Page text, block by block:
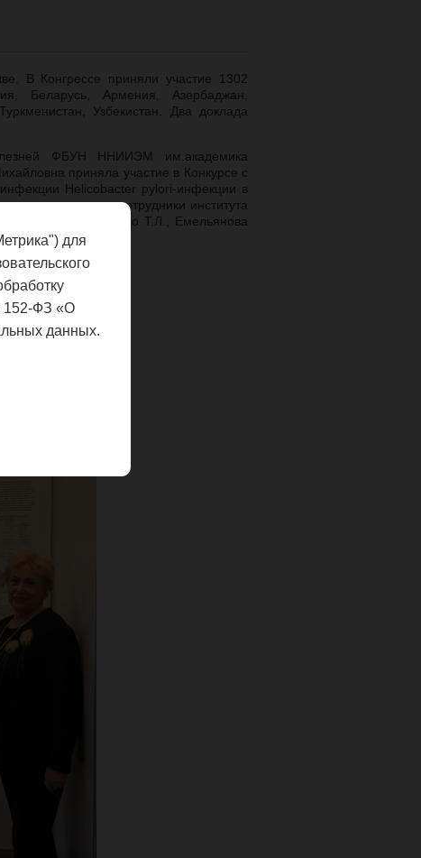
В Конгрессе приняли участие 1302
Беларусь, Армения, Азербаджан,
Узбекистан. Два доклада
ФБУН ННИИЭМ им.академика
приняла участие в Конкурсе с
Helicobacter pylori-инфекции в
выступили сотрудники института
С.Н., Денисенко Т.Л., Емельянова
для
152-ФЗ «О
данных.